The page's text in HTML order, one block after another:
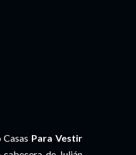
Para Vestir